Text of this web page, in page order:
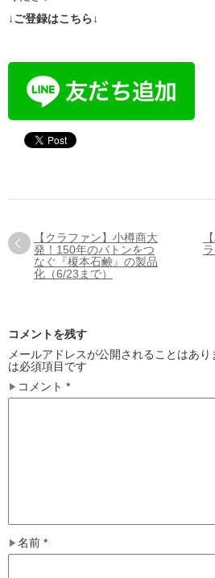
↓ご登録はこちら↓
【クラファン】小樽商大
発！150年のバトンをつ
なぐ『榎本石鹸』の製品
化（6/23まで）
コメントを残す
メールアドレスが公開されることはあり
は必須項目です
コメント *
名前 *